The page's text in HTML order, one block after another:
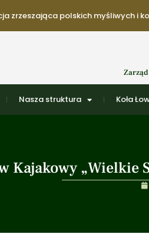
zrzeszająca polskich myśliwych i
Nasza struktura Koła
Kajakowy